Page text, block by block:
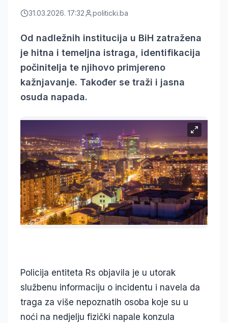
31.03.2026. 17:32 politicki.ba
Od nadležnih institucija u BiH zatražena
je hitna i temeljna istraga, identifikacija
počinitelja te njihovo primjereno
kažnjavanje. Također se traži i jasna
osuda napada.
Policija entiteta Rs objavila je u utorak
službenu informaciju o incidentu i navela da
traga za više nepoznatih osoba koje su u
noći na nedjelju fizički napale konzula